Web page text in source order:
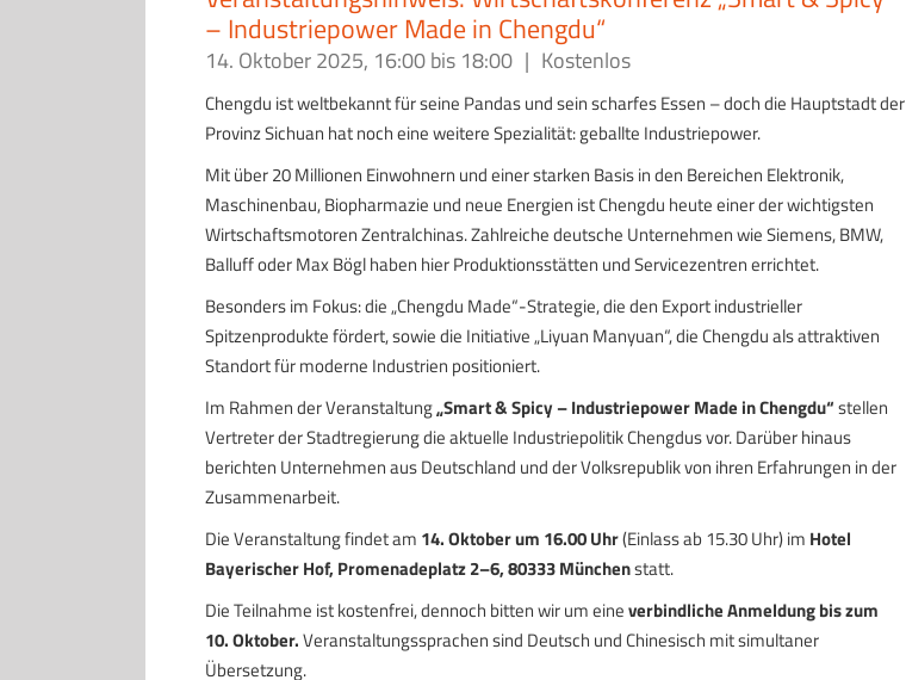
– Industriepower Made in Chengdu“
14. Oktober 2025, 16:00bis 18:00 | Kostenlos
Chengdu ist weltbekannt für seine Pandas und sein scharfes Essen – doch die Hauptstadt der
Provinz Sichuan hat noch eine weitere Spezialität: geballte Industriepower.
Mit über 20 Millionen Einwohnern und einer starken Basis in den Bereichen Elektronik,
Maschinenbau, Biopharmazie und neue Energien ist Chengdu heute einer der wichtigsten
Wirtschaftsmotoren Zentralchinas. Zahlreiche deutsche Unternehmen wie Siemens, BMW,
Balluff oder Max Bögl haben hier Produktionsstätten und Servicezentren errichtet.
Besonders im Fokus: die „Chengdu Made“-Strategie, die den Export industrieller
Spitzenprodukte fördert, sowie die Initiative „Liyuan Manyuan“, die Chengdu als attraktiven
Standort für moderne Industrien positioniert.
Im Rahmen der Veranstaltung„Smart & Spicy – Industriepower Made in Chengdu“stellen
Vertreter der Stadtregierung die aktuelle Industriepolitik Chengdus vor. Darüber hinaus
berichten Unternehmen aus Deutschland und der Volksrepublik von ihren Erfahrungen in der
Zusammenarbeit.
Die Veranstaltung findet am 14.Oktoberum 16.00 Uhr(Einlass ab 15.30 Uhr) im Hotel
Bayerischer Hof, Promenadeplatz 2–6, 80333 Münchenstatt.
Die Teilnahme ist kostenfrei, dennoch bitten wir um eineverbindliche Anmeldung bis zum
10.Oktober.Veranstaltungssprachen sind Deutsch und Chinesisch mit simultaner
Übersetzung.